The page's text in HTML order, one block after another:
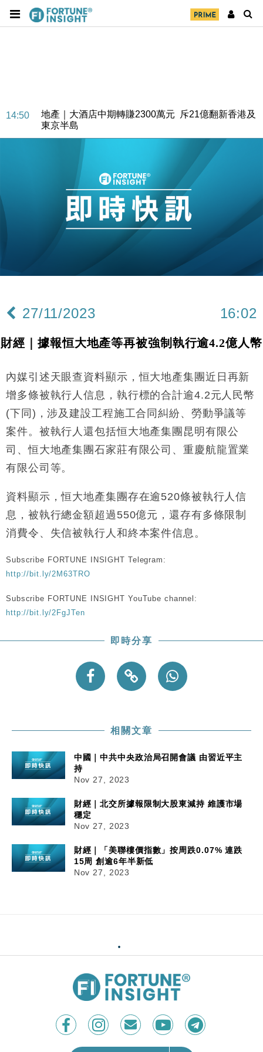
14:50
地產｜大酒店中期轉賺2300萬元 斥21億翻新香港及
東京半島
國際｜特朗普赴洛杉磯高球場活動前 男子攜槍彈被捕
財經｜香港7月PMI回落至51 企業擴張放慢兼縮減人
財經｜黑石傳再籌逾360億美元 支援Anthropic租用
Google晶片
10:57
財經｜美商務部擬擴大金屬關稅範圍 14類產品或加徵
本地｜新世界K11 9月升級會員制度 增鉑金卡級別鎖
16:33
財經｜滙控重啟最多10億美元回購 派息比率目標維持
15:11
財經｜SHEIN傳最快8月中招股 估值料降至400億美
13:49
本地｜HK Express推飛行套票 兩程低至448元加2元
可多飛一程
14:50
地產｜大酒店中期轉賺2300萬元 斥21億翻新香港及
東京半島
13:12
國際｜特朗普赴洛杉磯高球場活動前 男子攜槍彈被捕
12:30
財經｜香港7月PMI回落至51 企業擴張放慢兼縮減人
11:40
財經｜黑石傳再籌逾360億美元 支援Anthropic租用
10:57
財經｜美商務部擬擴大金屬關稅範圍 14類產品或加徵
25%
18:15
本地｜新世界K11 9月升級會員制度 增鉑金卡級別鎖
定高消費客群
最強
16:33
財經｜滙控重啟最多10億美元回購 派息比率目標維持
15:11
財經｜SHEIN傳最快8月中招股 估值料降至400億美
本地｜HK Express推飛行套票 兩程低至448元加2元
可多飛一程
27/11/2023 16:02
財經｜據報恒大地產等再被強制執行逾4.2億人幣
內媒引述天眼查資料顯示，恒大地產集團近日再新
增多條被執行人信息，執行標的合計逾4.2元人民幣
(下同)，涉及建設工程施工合同糾紛、勞動爭議等
案件。被執行人還包括恒大地產集團昆明有限公
司、恒大地產集團石家莊有限公司、重慶航龍置業
有限公司等。
資料顯示，恒大地產集團存在逾520條被執行人信
息，被執行總金額超過550億元，還存有多條限制
消費令、失信被執行人和終本案件信息。
Subscribe FORTUNE INSIGHT Telegram:
http://bit.ly/2M63TRO
Subscribe FORTUNE INSIGHT YouTube channel:
http://bit.ly/2FgJTen
即時分享
相關文章
中國｜中共中央政治局召開會議 由習近平主
持
Nov 27, 2023
財經｜北交所據報限制大股東減持 維護市場
穩定
Nov 27, 2023
財經｜「美聯樓價指數」按周跌0.07% 連跌
15周 創逾6年半新低
Nov 27, 2023